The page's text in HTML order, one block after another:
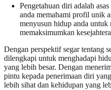
Pengetahuan diri adalah
anda memahami profil unik
menyusun hidup anda untuk
memaksimumkan
Dengan perspektif segar tentang
dilengkapi untuk menghadapi
yang lebih besar. Dengan
pintu kepada penerimaan diri
lebih sihat dan kehidupan yang